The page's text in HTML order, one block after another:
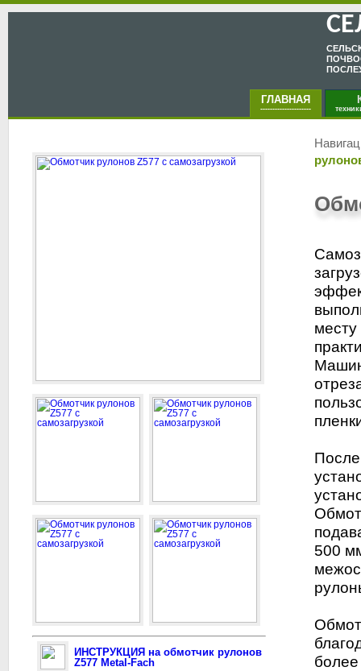
ГЛАВНАЯ
---------------------
500
ИНСТРУКЦИЯ на обмотчик рулонов
Z577 Metal-Fach